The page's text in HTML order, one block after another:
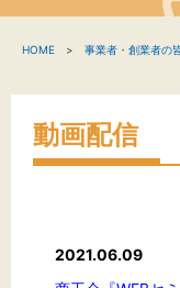
恵那
HOME 事業者・創業者の
動画配信
2021.06.09